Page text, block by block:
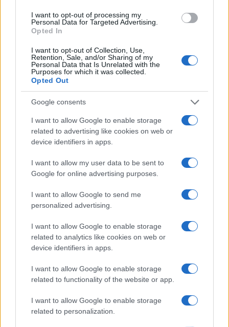
I want to opt-out of processing my
Personal Data for Targeted Advertising.
Opted In
I want to opt-out of Collection, Use,
Retention, Sale, and/or Sharing of my
Personal Data that Is Unrelated with the
Purposes for which it was collected.
Opted Out
Google consents
I want to allow Google to enable storage
related to advertising like cookies on web or
device identifiers in apps.
I want to allow my user data to be sent to
Google for online advertising purposes.
I want to allow Google to send me
personalized advertising.
I want to allow Google to enable storage
related to analytics like cookies on web or
device identifiers in apps.
I want to allow Google to enable storage
related to functionality of the website or app.
I want to allow Google to enable storage
related to personalization.
Continua a leggere
B2B NEWS
Ripensare le tecnologie umanitarie oltre i criteri dei
donatori
Martina Marchesi · 10 Lug 2026